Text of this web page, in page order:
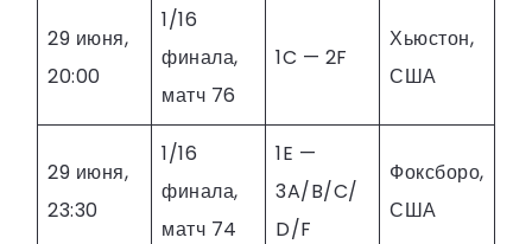
29 июня,
20:00
1/16
финала,
матч 76
1C — 2F
Хьюстон,
США
29 июня,
23:30
1/16
финала,
матч 74
1E —
3A/B/C/
D/F
Фоксборо,
США